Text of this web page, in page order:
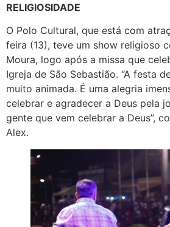
RELIGIOSIDADE
O Polo Cultural, que está com
feira (13), teve um show religioso
Moura, logo após a missa que
Igreja de São Sebastião. “A festa
muito animada. É uma alegria
celebrar e agradecer a Deus pela
gente que vem celebrar a Deus”,
Alex.